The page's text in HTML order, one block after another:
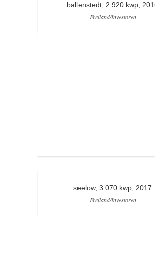
ballenstedt, 2.920 kwp,
Freiland/Investoren
seelow, 3.070 kwp, 2017
Freiland/Investoren